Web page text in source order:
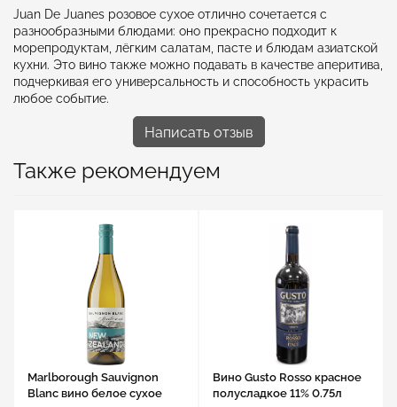
Juan De Juanes розовое сухое отлично сочетается с
разнообразными блюдами: оно прекрасно подходит к
морепродуктам, лёгким салатам, пасте и блюдам азиатской
кухни. Это вино также можно подавать в качестве аперитива,
подчеркивая его универсальность и способность украсить
любое событие.
Написать отзыв
Также рекомендуем
Marlborough Sauvignon
Blanc вино белое сухое
Вино Gusto Rosso красное
полусладкое 11% 0.75л